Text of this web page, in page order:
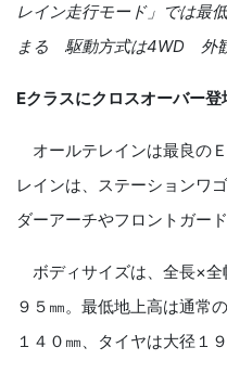
レイン走行モード」では最
まる 駆動方式は4WD 外
Eクラスにクロスオーバー登
オールテレインは最良の
レインは、ステーションワ
ダーアーチやフロントガー
ボディサイズは、全長×全
９５㎜。最低地上高は通常
１４０㎜、タイヤは大径１９